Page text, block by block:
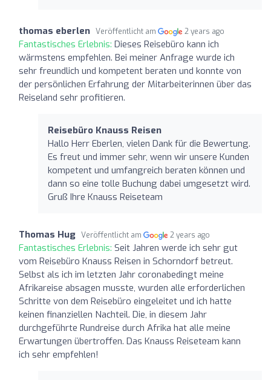
thomas eberlen Veröffentlicht am 2 years ago
Fantastisches Erlebnis: Dieses Reisebüro kann ich
wärmstens empfehlen. Bei meiner Anfrage wurde ich
sehr freundlich und kompetent beraten und konnte von
der persönlichen Erfahrung der Mitarbeiterinnen über das
Reiseland sehr profitieren.
Reisebüro Knauss Reisen
Hallo Herr Eberlen, vielen Dank für die Bewertung.
Es freut und immer sehr, wenn wir unsere Kunden
kompetent und umfangreich beraten können und
dann so eine tolle Buchung dabei umgesetzt wird.
Gruß Ihre Knauss Reiseteam
Thomas Hug Veröffentlicht am 2 years ago
Fantastisches Erlebnis: Seit Jahren werde ich sehr gut
vom Reisebüro Knauss Reisen in Schorndorf betreut.
Selbst als ich im letzten Jahr coronabedingt meine
Afrikareise absagen musste, wurden alle erforderlichen
Schritte von dem Reisebüro eingeleitet und ich hatte
keinen finanziellen Nachteil. Die, in diesem Jahr
durchgeführte Rundreise durch Afrika hat alle meine
Erwartungen übertroffen. Das Knauss Reiseteam kann
ich sehr empfehlen!